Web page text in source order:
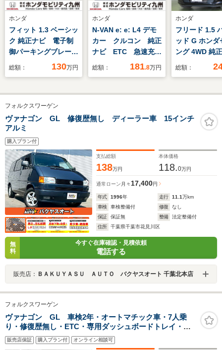
ホンダ
フィット 1.3 ベーシッ
ク 純正ナビ 電子制
御パーキングブレー
キ LEDヘッドライ
総額： 130万円
ホンダ
N-VAN e: e: L4 デモ
カー クルコン 純正
ナビ ETC 急速充電
ポート 運転席シート
総額： 181.8万円
ホンダ
フリード 1.5
ッド G ホンダ
ング 4WD 純
リアカメラ
総額：
フォルクスワーゲン
ヴァナゴン GL 修復歴無し ディーラー車 15インチ
アルミ
購入プラン付
支払総額
138万円
本体価格
118.0万円
通常ローン 月々 17,400円
年式 1996年 走行 11.1万km
車検
車検整備付 修復
なし
保証
保証無 整備
法定整備付
住所
千葉県千葉市花見川区
無
料
今すぐ在庫確認・見積依頼
電話する
販売店： ＢＡＫＵＹＡＳＵ ＡＵＴＯ バクヤスオート 千葉北本店
フォルクスワーゲン
ヴァナゴン GL 車検2年・オートマチック車・7人乗
り・修復歴無し・ETC・専用ダッシュボードトレイ・純
正カーテン・CDステレオ・Wエアコン・パワステ・パワ
ーウィンドウ
販売店保証 購入プラン付 オンライン相談可